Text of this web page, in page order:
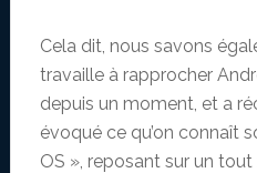
Cela dit, nous savons
travaille à rapprocher
depuis un moment, et a
évoqué ce qu’on connaît
OS », reposant sur un